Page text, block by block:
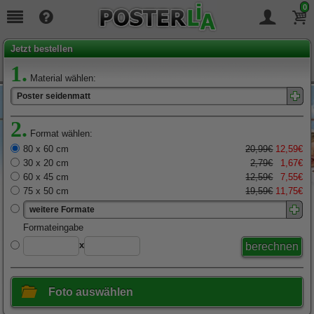
0
Seit19Jahren täglich für Sie da!
Jetzt bestellen
1. Material wählen:
Poster seidenmatt
2. Format wählen:
80 x 60 cm
20,99€ 12,59€
30 x 20 cm
2,79€
1,67€
60 x 45 cm
12,59€
7,55€
75 x 50 cm
19,59€ 11,75€
weitere Formate
x
Foto auswählen